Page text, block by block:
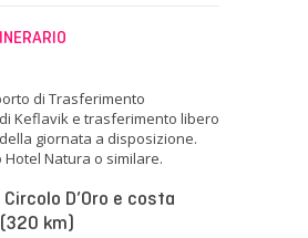
di Trasferimento
Keflavik e trasferimento libero
giornata a disposizione.
Natura o similare.
D’Oro e costa
km)